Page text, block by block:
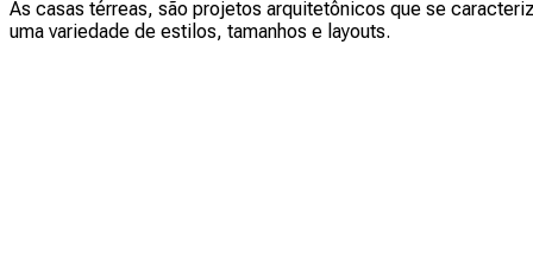
As casas térreas, são projetos arquitetônicos que se
uma variedade de estilos, tamanhos e layouts.